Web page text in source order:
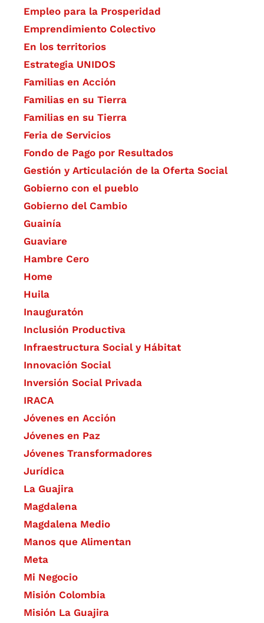
Empleo para la Prosperidad
Emprendimiento Colectivo
En los territorios
Estrategia UNIDOS
Familias en Acción
Familias en su Tierra
Familias en su Tierra
Feria de Servicios
Fondo de Pago por Resultados
Gestión y Articulación de la Oferta Social
Gobierno con el pueblo
Gobierno del Cambio
Guainía
Guaviare
Hambre Cero
Home
Huila
Inauguratón
Inclusión Productiva
Infraestructura Social y Hábitat
​Innovación Social
Inversión Social Privada
IRACA
Jóvenes en Acción
Jóvenes en Paz
Jóvenes Transformadores
Jurídica
La Guajira
Magdalena
Magdalena Medio
Manos que Alimentan
Meta
Mi Negocio
Misión Colombia
Misión La Guajira